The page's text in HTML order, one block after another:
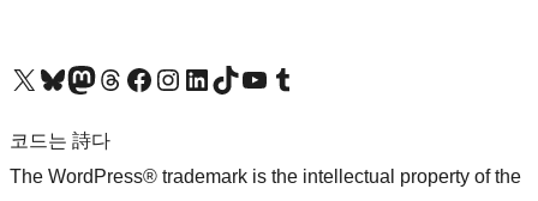
X(이전 트위터) 계정 방문하기블루스카이 계정 방문하기마스토돈 계정 방문하기스레드 계정 방문하기 페이스북 페이지 방문하기인스타그램 계정 방문하기 LinkedIn 계정 방문하기틱톡 계정 방문하기유튜브 채널 방문하기 텀블러 계정 방문하기
코드는 詩다
The WordPress® trademark is the intellectual property of the